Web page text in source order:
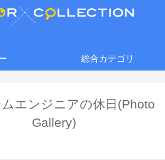
総合カテゴリ